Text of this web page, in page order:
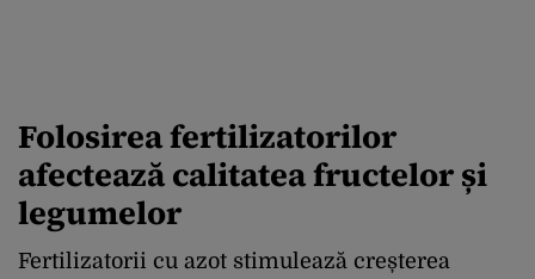
Folosirea fertilizatorilor
afectează calitatea fructelor și
legumelor
Fertilizatorii cu azot stimulează creșterea